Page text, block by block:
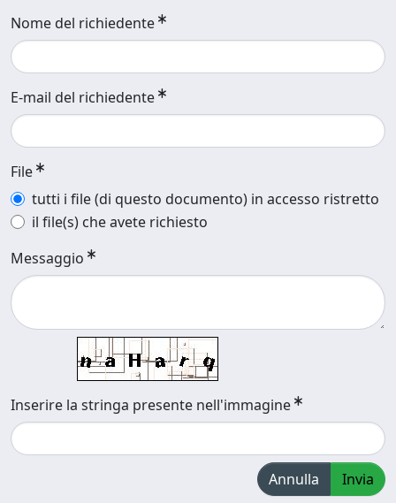
Nome del richiedente
E-mail del richiedente
File
tutti i file (di questo documento) in accesso ristretto
il file(s) che avete richiesto
Messaggio
Inserire la stringa presente nell'immagine
Annulla Invia